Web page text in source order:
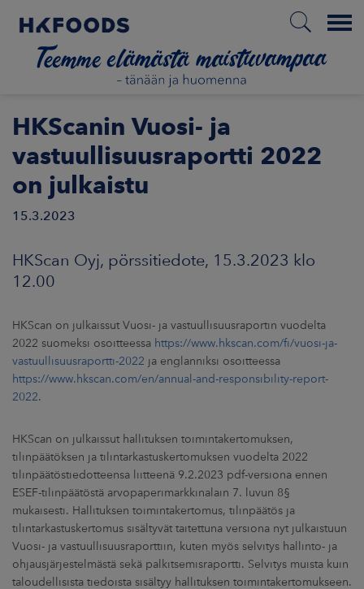
Menu
ETUSIVU
UUTISHUONE
HKScanin Vuosi- ja
vastuullisuusraportti 2022
on julkaistu
15.3.2023
HKScan Oyj, pörssitiedote, 15.3.2023 klo
12.00
HKScan on julkaissut Vuosi- ja vastuullisuusraportin vuodelta
2022 suomeksi osoitteessa https://www.hkscan.com/fi/vuosi-ja-
vastuullisuusraportti-2022 ja englanniksi osoitteessa
https://www.hkscan.com/en/annual-and-responsibility-report-
2022.
HKScan on julkaissut hallituksen toimintakertomuksen,
tilinpäätöksen ja tilintarkastuskertomuksen vuodelta 2022
tilinpäätöstiedotteensa liitteenä 9.2.2023 pdf-versiona ennen
ESEF-tilinpäätöstä arvopaperimarkkinalain 7. luvun 8§
mukaisesti. Hallituksen toimintakertomus, tilinpäätös ja
tilintarkastuskertomus sisältyvät taitettuna versiona nyt julkaistuun
Vuosi- ja vastuullisuusraporttiin, kuten myös selvitys hallinto- ja
ohjausjärjestelmästä sekä palkitsemisraportti. Selvitys muista kuin
taloudellisista tiedoista sisältyy hallituksen toimintakertomukseen.